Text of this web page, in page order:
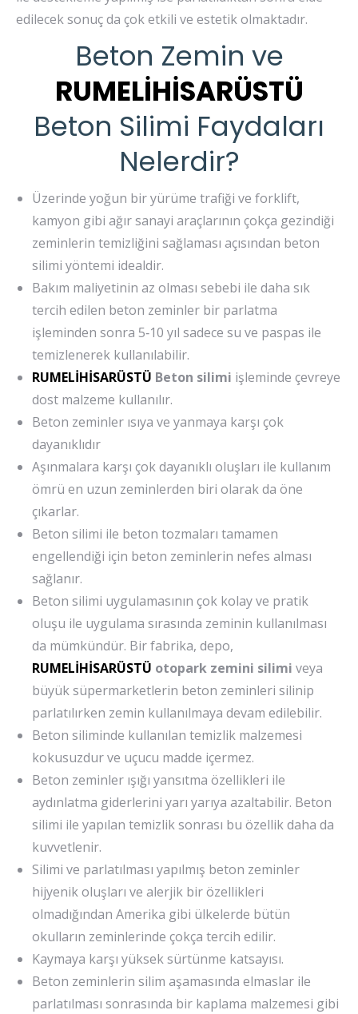
edilecek sonuç da çok etkili ve estetik olmaktadır.
Beton Zemin ve
RUMELİHİSARÜSTÜ
Beton Silimi Faydaları
Nelerdir?
Üzerinde yoğun bir yürüme trafiği ve forklift,
kamyon gibi ağır sanayi araçlarının çokça gezindiği
zeminlerin temizliğini sağlaması açısından beton
silimi yöntemi idealdir.
Bakım maliyetinin az olması sebebi ile daha sık
tercih edilen beton zeminler bir parlatma
işleminden sonra 5‐10 yıl sadece su ve paspas ile
temizlenerek kullanılabilir.
RUMELİHİSARÜSTÜ Beton silimi işleminde çevreye
dost malzeme kullanılır.
Beton zeminler ısıya ve yanmaya karşı çok
dayanıklıdır
Aşınmalara karşı çok dayanıklı oluşları ile kullanım
ömrü en uzun zeminlerden biri olarak da öne
çıkarlar.
Beton silimi ile beton tozmaları tamamen
engellendiği için beton zeminlerin nefes alması
sağlanır.
Beton silimi uygulamasının çok kolay ve pratik
oluşu ile uygulama sırasında zeminin kullanılması
da mümkündür. Bir fabrika, depo,
RUMELİHİSARÜSTÜ otopark zemini silimi veya
büyük süpermarketlerin beton zeminleri silinip
parlatılırken zemin kullanılmaya devam edilebilir.
Beton siliminde kullanılan temizlik malzemesi
kokusuzdur ve uçucu madde içermez.
Beton zeminler ışığı yansıtma özellikleri ile
aydınlatma giderlerini yarı yarıya azaltabilir. Beton
silimi ile yapılan temizlik sonrası bu özellik daha da
kuvvetlenir.
Silimi ve parlatılması yapılmış beton zeminler
hijyenik oluşları ve alerjik bir özellikleri
olmadığından Amerika gibi ülkelerde bütün
okulların zeminlerinde çokça tercih edilir.
Kaymaya karşı yüksek sürtünme katsayısı.
Beton zeminlerin silim aşamasında elmaslar ile
parlatılması sonrasında bir kaplama malzemesi gibi